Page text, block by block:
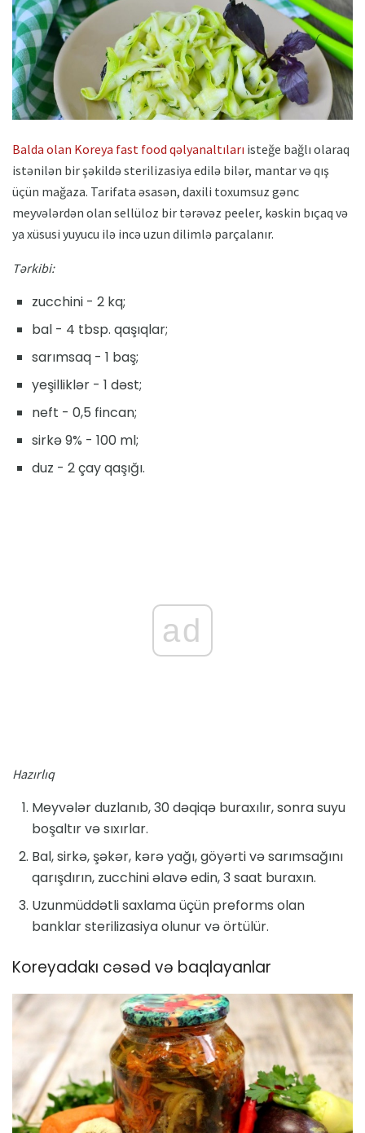
Balda olan Koreya fast food qəlyanaltıları isteğe bağlı olaraq
istənilən bir şəkildə sterilizasiya edilə bilər, mantar və qış
üçün mağaza. Tarifata əsasən, daxili toxumsuz gənc
meyvələrdən olan sellüloz bir tərəvəz peeler, kəskin bıçaq və
ya xüsusi yuyucu ilə incə uzun dilimlə parçalanır.
Tərkibi:
zucchini - 2 kq;
bal - 4 tbsp. qaşıqlar;
sarımsaq - 1 baş;
yeşilliklər - 1 dəst;
neft - 0,5 fincan;
sirkə 9% - 100 ml;
duz - 2 çay qaşığı.
ad
Hazırlıq
Meyvələr duzlanıb, 30 dəqiqə buraxılır, sonra suyu
boşaltır və sıxırlar.
Bal, sirkə, şəkər, kərə yağı, göyərti və sarımsağını
qarışdırın, zucchini əlavə edin, 3 saat buraxın.
Uzunmüddətli saxlama üçün preforms olan
banklar sterilizasiya olunur və örtülür.
Koreyadakı cəsəd və baqlayanlar